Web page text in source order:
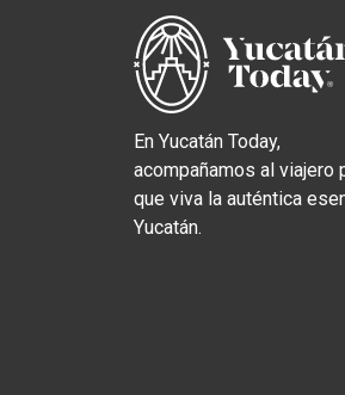
En Yucatán Today,
acompañamos al viajero
que viva la auténtica
Yucatán.